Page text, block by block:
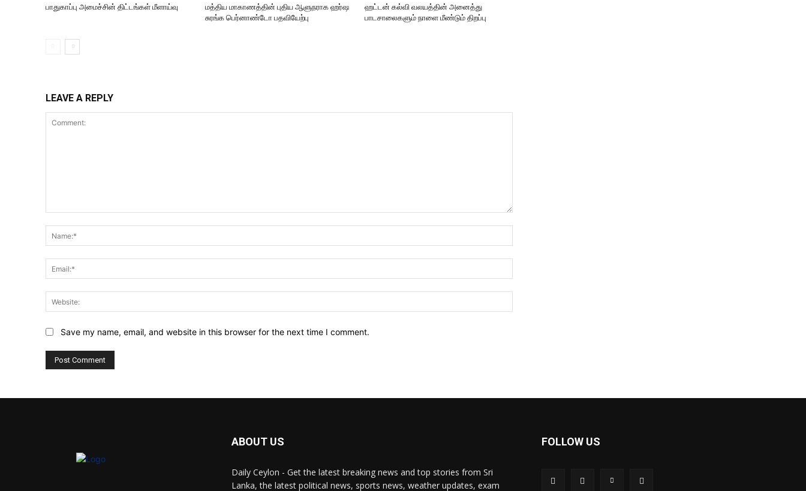
பாதுகாப்பு அமைச்சின் திட்டங்கள் மீளாய்வு
மத்திய மாகாணத்தின் புதிய ஆளுநராக ஹர்ஷ
சுரங்க பெர்னாண்டோ பதவியேற்பு
ஹட்டன் கல்வி வலயத்தின் அனைத்து
பாடசாலைகளும் நாளை மீண்டும் திறப்பு
LEAVE A REPLY
Save my name, email, and website in this browser for the next time I comment.
ABOUT US
Daily Ceylon - Get the latest breaking news and top stories from Sri
Lanka, the latest political news, sports news, weather updates, exam
FOLLOW US